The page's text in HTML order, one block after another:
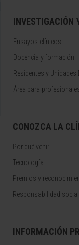
INVESTIGACIÓN
Ensayos clínicos
Docencia y formación
Residentes y Unidades
Área para
CONOZCA LA
Por qué venir
Tecnología
Premios y
Responsabilidad
INFORMACIÓN